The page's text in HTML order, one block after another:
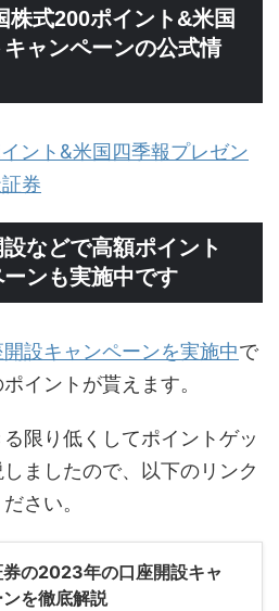
株式200ポイント&米国
ャンペーンの公式情
ント&米国四季報プレゼン
券
などで高額ポイント
ンも実施中です
設キャンペーンを実施中で
イントが貰えます。
限り低くしてポイントゲッ
ましたので、以下のリンク
さい。
の2023年の口座開設キャ
ンを徹底解説